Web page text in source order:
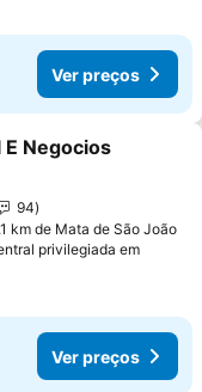
Ver preços
aos favoritos
Negocios
94
km de Mata de São João
privilegiada em
Ver preços